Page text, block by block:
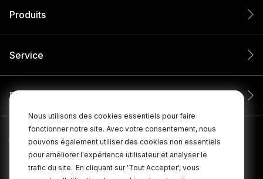
Nous utilisons des cookies essentiels pour faire
fonctionner notre site. Avec votre consentement, nous
pouvons également utiliser des cookies non essentiels
pour améliorer l'expérience utilisateur et analyser le
trafic du site. En cliquant sur 'Tout Accepter', vous
Produits
Service
Entreprise